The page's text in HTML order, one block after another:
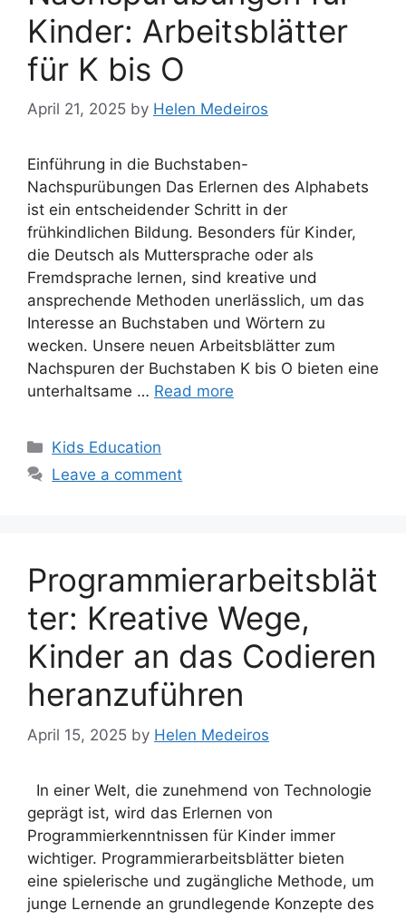
Kinder: Arbeitsblätter
für K bis O
April 21, 2025 by Helen Medeiros
Einführung in die Buchstaben-
Nachspurübungen Das Erlernen des Alphabets
ist ein entscheidender Schritt in der
frühkindlichen Bildung. Besonders für Kinder,
die Deutsch als Muttersprache oder als
Fremdsprache lernen, sind kreative und
ansprechende Methoden unerlässlich, um das
Interesse an Buchstaben und Wörtern zu
wecken. Unsere neuen Arbeitsblätter zum
Nachspuren der Buchstaben K bis O bieten eine
unterhaltsame … Read more
Categories
Kids Education
Leave a comment
Programmierarbeitsblät
ter: Kreative Wege,
Kinder an das Codieren
heranzuführen
April 15, 2025 by Helen Medeiros
In einer Welt, die zunehmend von Technologie
geprägt ist, wird das Erlernen von
Programmierkenntnissen für Kinder immer
wichtiger. Programmierarbeitsblätter bieten
eine spielerische und zugängliche Methode, um
junge Lernende an grundlegende Konzepte des